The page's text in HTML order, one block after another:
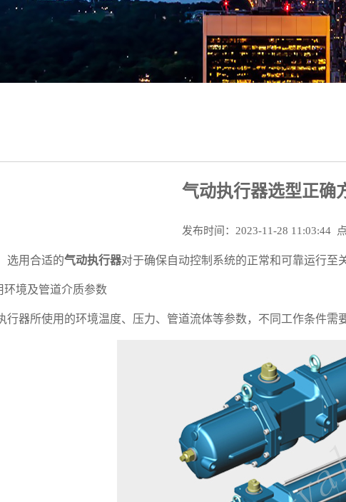
气动执行器选型正确
发布时间：2023-11-28 11:03:44
选用合适的气动执行器对于确保自动控制系统的正常和可靠运行至
境及管道介质参数
器所使用的环境温度、压力、管道流体等参数，不同工作条件需